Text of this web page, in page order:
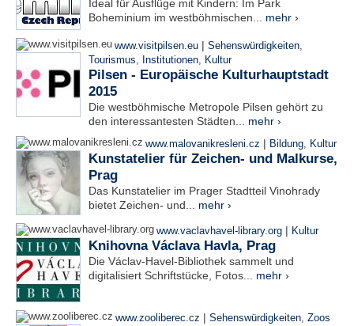
Ideal für Ausflüge mit Kindern: Im Park
Boheminium im westböhmischen... mehr ›
www.visitpilsen.eu | Sehenswürdigkeiten,
Tourismus, Institutionen, Kultur
Pilsen - Europäische Kulturhauptstadt
2015
Die westböhmische Metropole Pilsen gehört zu
den interessantesten Städten... mehr ›
www.malovanikresleni.cz | Bildung, Kultur
Kunstatelier für Zeichen- und Malkurse,
Prag
Das Kunstatelier im Prager Stadtteil Vinohrady
bietet Zeichen- und... mehr ›
www.vaclavhavel-library.org | Kultur
Knihovna Václava Havla, Prag
Die Václav-Havel-Bibliothek sammelt und
digitalisiert Schriftstücke, Fotos... mehr ›
www.zooliberec.cz | Sehenswürdigkeiten, Zoos